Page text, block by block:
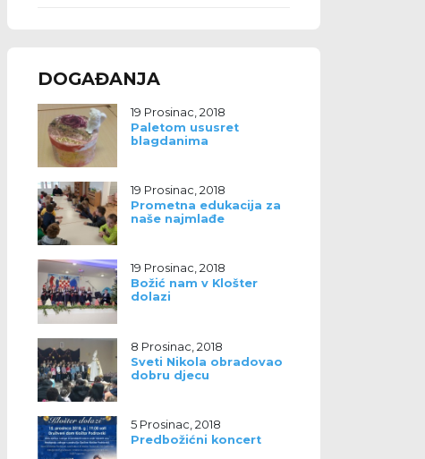
DOGAĐANJA
19 Prosinac, 2018
Paletom ususret
blagdanima
19 Prosinac, 2018
Prometna edukacija za
naše najmlađe
19 Prosinac, 2018
Božić nam v Klošter
dolazi
8 Prosinac, 2018
Sveti Nikola obradovao
dobru djecu
5 Prosinac, 2018
Predbožićni koncert